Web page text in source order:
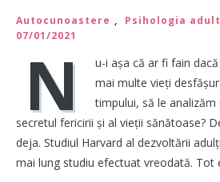
Autocunoastere ,
Psihologia
07/01/2021
N
u-i așa că ar fi fain
mai multe vieți
timpului, să le
secretul fericirii și al vieții sănătoase?
deja. Studiul Harvard al dezvoltării
mai lung studiu efectuat vreodată. Tot